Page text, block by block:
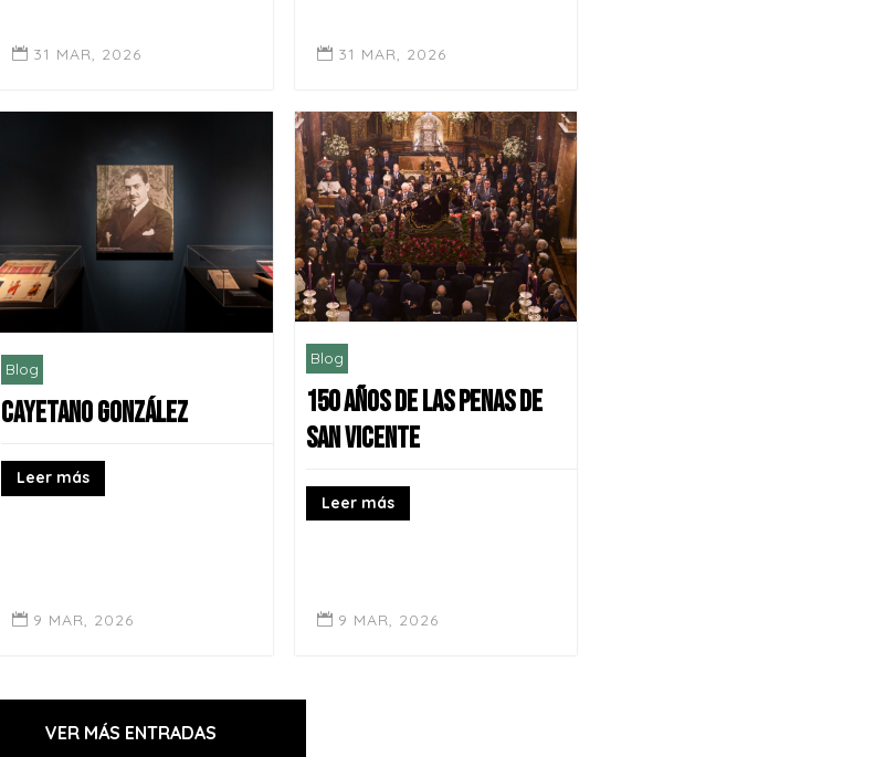
 31 MAR, 2026  31 MAR, 2026
Blog
CAYETANO GONZÁLEZ
Leer más
 9 MAR, 2026
Blog
150 AÑOS DE LAS PENAS DE
SAN VICENTE
Leer más
 9 MAR, 2026
VER MÁS ENTRADAS